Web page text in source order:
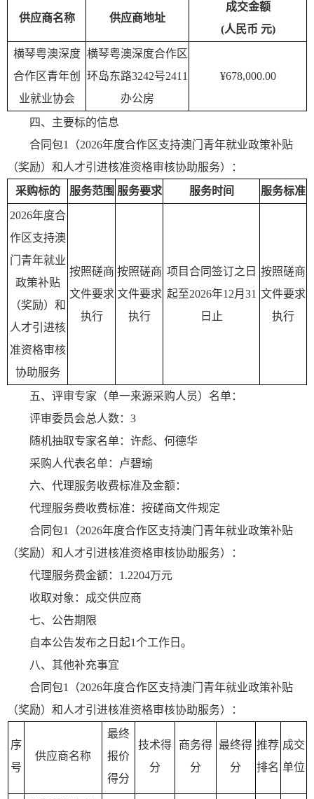
供应商名称 供应商地址
成交金额
(人民币 元)
横琴粤澳深度
合作区青年创
业就业协会
横琴粤澳深度合作区
环岛东路3242号2411
办公房
¥678,000.00
四、主要标的信息
合同包1（2026年度合作区支持澳门青年就业政策补贴
（奖励）和人才引进核准资格审核协助服务）：
采购标的
服务范围 服务要求 服务时间 服务标准
2026年度合
作区支持澳
门青年就业
政策补贴
（奖励）和
人才引进核
准资格审核
协助服务
按照磋商
文件要求
执行
按照磋商
文件要求
执行
项目合同签订之日
起至2026年12月31
日止
按照磋商
文件要求
执行
五、评审专家（单一来源采购人员）名单：
评审委员会总人数：3
随机抽取专家名单：许彪、何德华
采购人代表名单：卢碧瑜
六、代理服务收费标准及金额：
代理服务费收费标准：按磋商文件规定
合同包1（2026年度合作区支持澳门青年就业政策补贴
（奖励）和人才引进核准资格审核协助服务）：
代理服务费金额：1.2204万元
收取对象：成交供应商
七、公告期限
自本公告发布之日起1个工作日。
八、其他补充事宜
合同包1（2026年度合作区支持澳门青年就业政策补贴
（奖励）和人才引进核准资格审核协助服务）：
序
号
供应商名称
最终
报价
得分
技术得
分
商务得
分
最终得
分
推荐
排名
成交
单位